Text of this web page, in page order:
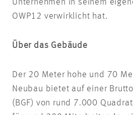
Unternehmen in seinem
OWP12 verwirklicht hat.
Über das Gebäude
Der 20 Meter hohe und 70
Neubau bietet auf einer
(BGF) von rund 7.000